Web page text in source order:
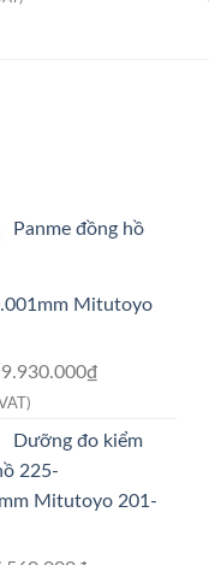
Panme đồng hồ
Mitutoyo
Giá
gốc
là:
11.717.400₫.
9.930.000₫
tại
9.930.000₫.
Dưỡng đo kiểm
225-
Mitutoyo 201-